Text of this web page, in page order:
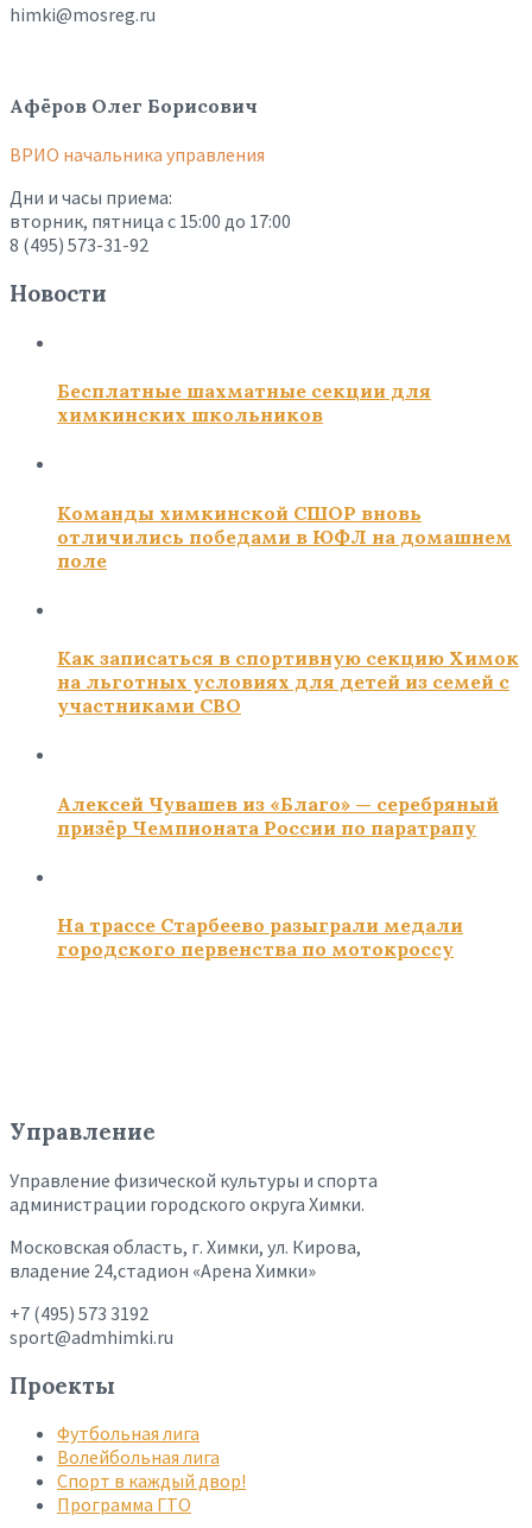
himki@mosreg.ru
Афёров Олег Борисович
ВРИО начальника управления
Дни и часы приема:
вторник, пятница с 15:00 до 17:00
8 (495) 573-31-92
Новости
Бесплатные шахматные секции для
химкинских школьников
Команды химкинской СШОР вновь
отличились победами в ЮФЛ на домашнем
поле
Как записаться в спортивную секцию Химок
на льготных условиях для детей из семей с
участниками СВО
Алексей Чувашев из «Благо» — серебряный
призёр Чемпионата России по паратрапу
На трассе Старбеево разыграли медали
городского первенства по мотокроссу
Управление
Управление физической культуры и спорта
администрации городского округа Химки.
Московская область, г. Химки, ул. Кирова,
владение 24,стадион «Арена Химки»
+7 (495) 573 3192
sport@admhimki.ru
Проекты
Футбольная лига
Волейбольная лига
Спорт в каждый двор!
Программа ГТО